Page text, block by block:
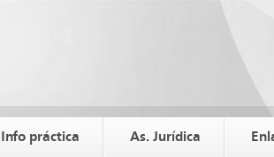
Info práctica As. Jurídica